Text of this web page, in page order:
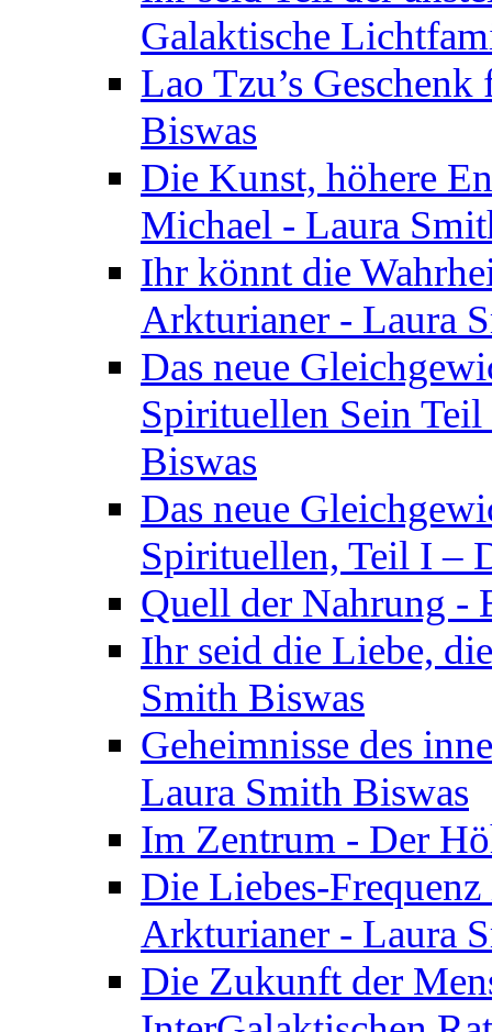
Galaktische
Lao Tzu’s
Biswas
Die Kunst, höhere
Michael - Laura
Ihr könnt die
Arkturianer - Laura
Das neue
Spirituellen Sein
Biswas
Das neue
Spirituellen, Teil I –
Quell der Nahrung -
Ihr seid die Liebe,
Smith Biswas
Geheimnisse des
Laura Smith Biswas
Im Zentrum - Der
Die Liebes-
Arkturianer - Laura
Die Zukunft der